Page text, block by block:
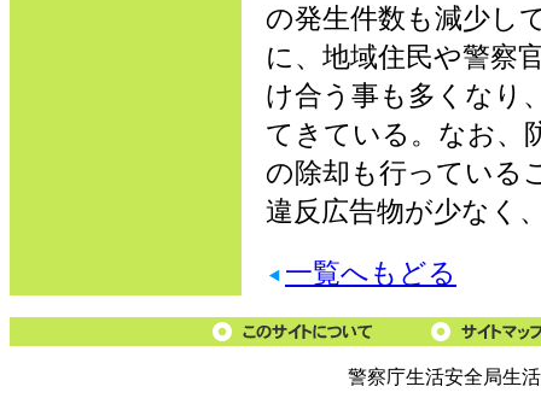
の発生件数も減少し
に、地域住民や警察
け合う事も多くなり
てきている。なお、
の除却も行っている
違反広告物が少なく
一覧へもどる
警察庁生活安全局生